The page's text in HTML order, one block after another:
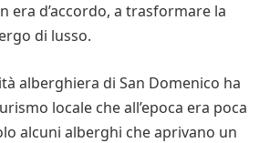
era d’accordo, a trasformare la
di lusso.
alberghiera di San Domenico ha
locale che all’epoca era poca
alcuni alberghi che aprivano un